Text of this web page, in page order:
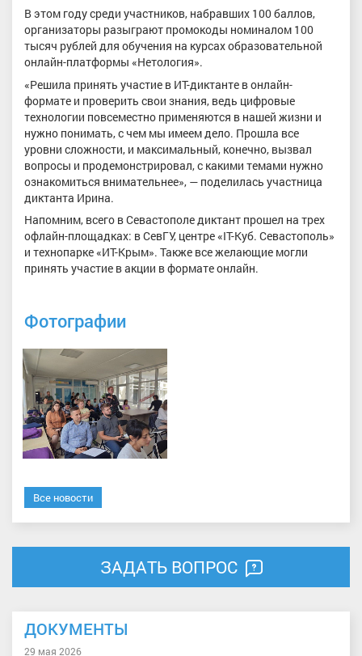
В этом году среди участников, набравших 100 баллов,
организаторы разыграют промокоды номиналом 100
тысяч рублей для обучения на курсах образовательной
онлайн-платформы «Нетология».
«Решила принять участие в ИТ-диктанте в онлайн-
формате и проверить свои знания, ведь цифровые
технологии повсеместно применяются в нашей жизни и
нужно понимать, с чем мы имеем дело. Прошла все
уровни сложности, и максимальный, конечно, вызвал
вопросы и продемонстрировал, с какими темами нужно
ознакомиться внимательнее», — поделилась участница
диктанта Ирина.
Напомним, всего в Севастополе диктант прошел на трех
офлайн-площадках: в СевГУ, центре «IT-Куб. Севастополь»
и технопарке «ИТ-Крым». Также все желающие могли
принять участие в акции в формате онлайн.
Фотографии
Все новости
ЗАДАТЬ ВОПРОС
ДОКУМЕНТЫ
29 мая 2026